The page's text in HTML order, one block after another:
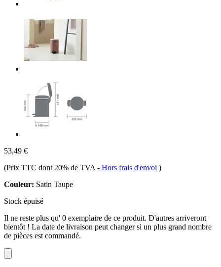
53,49 €
(Prix TTC dont 20% de TVA - Hors frais d'envoi )
Couleur: Satin Taupe
Stock épuisé
Il ne reste plus qu' 0 exemplaire de ce produit. D'autres arriveront
bientôt ! La date de livraison peut changer si un plus grand nombre
de pièces est commandé.